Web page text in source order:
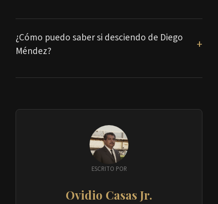
¿Cómo puedo saber si desciendo de Diego
Méndez?
+
ESCRITO POR
Ovidio Casas Jr.